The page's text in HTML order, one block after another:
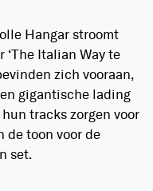
Hangar stroomt
‘The Italian Way te
zich vooraan,
gigantische lading
tracks zorgen voor
de toon voor de
set.